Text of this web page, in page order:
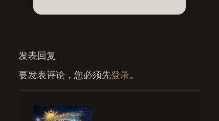
发表回复
要发表评论，您必须先登录。